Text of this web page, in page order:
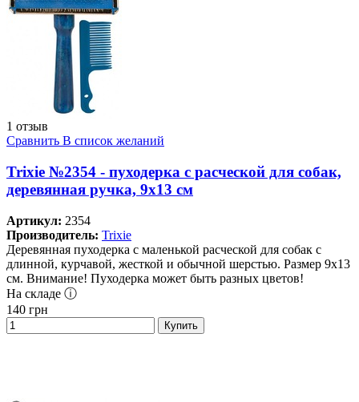
1 отзыв
Сравнить В список желаний
Trixie №2354 - пуходерка с расческой для собак,
деревянная ручка, 9х13 см
Артикул: 2354
Производитель: Trixie
Деревянная пуходерка с маленькой расческой для собак с
длинной, курчавой, жесткой и обычной шерстью. Размер 9х13
см. Внимание! Пуходерка может быть разных цветов!
На складе ⓘ
140 грн
Купить